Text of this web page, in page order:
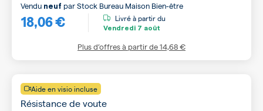
18,06 €
Vendu neuf parStock Bureau Maison Bien-être
Livré à partir du
Vendredi 7 août
Plus d’offres à partir de14,68 €
Aide en visio incluse
Résistance de voute